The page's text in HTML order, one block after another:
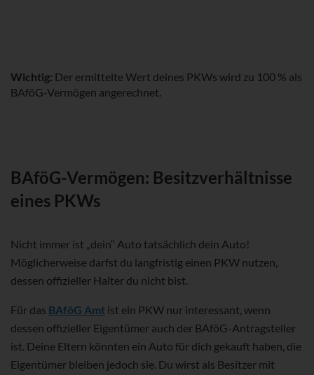
Wichtig: Der ermittelte Wert deines PKWs wird zu 100 % als
BAföG-Vermögen angerechnet.
BAföG-Vermögen: Besitzverhältnisse
eines PKWs
Nicht immer ist „dein“ Auto tatsächlich dein Auto!
Möglicherweise darfst du langfristig einen PKW nutzen,
dessen offizieller Halter du nicht bist.
Für das BAföG Amt ist ein PKW nur interessant, wenn
dessen offizieller Eigentümer auch der BAföG-Antragsteller
ist. Deine Eltern könnten ein Auto für dich gekauft haben, die
Eigentümer bleiben jedoch sie. Du wirst als Besitzer mit